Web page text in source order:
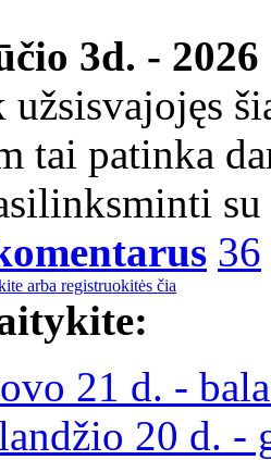
3d. -
tai patinka
36
arba registruokitės čia
21 d. -
20 d. -